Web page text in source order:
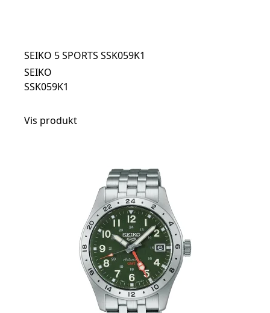
SEIKO 5 SPORTS SSK059K1
SEIKO
SSK059K1
Vis produkt